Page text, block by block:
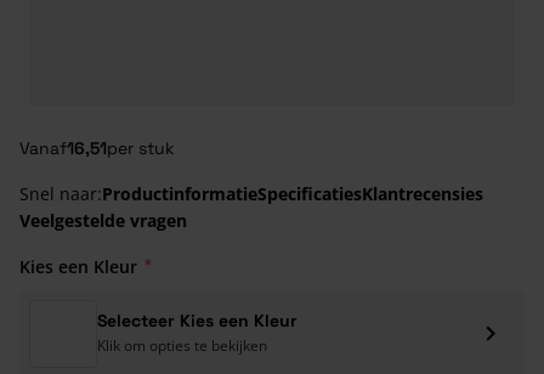
Vanaf16,51per stuk
Snel naar:ProductinformatieSpecificatiesKlantrecensies
Veelgestelde vragen
Kies een Kleur
Selecteer Kies een Kleur
Klik om opties te bekijken